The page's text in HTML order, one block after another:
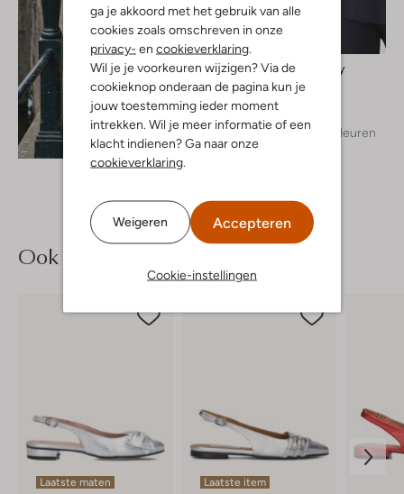
ga je akkoord met het gebruik van alle
cookies zoals omschreven in onze
privacy- en cookieverklaring
Wil je je voorkeuren wijzigen? Via de
cookieknop onderaan de pagina kun je
jouw toestemming ieder moment
intrekken. Wil je meer informatie of een
klacht indienen? Ga naar onze
cookieverklaring
Weigeren Accepteren
Cookie-instellingen
Ontdek de look
Japan Tky
Top
+ meer kleuren
Ook iets voor jou?
Laatste maten
Laatste item